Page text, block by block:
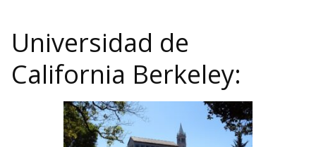
Universidad de
California Berkeley: